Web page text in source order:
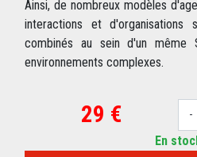
Ainsi, de nombreux modèles
interactions et d'organisations
combinés au sein d'un même
environnements complexes.
29 € -
En